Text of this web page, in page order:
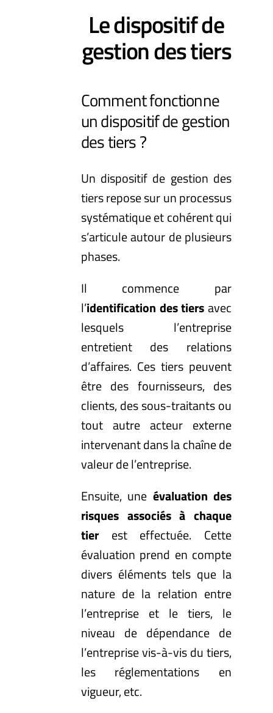
Le dispositif de
gestion des tiers
Comment fonctionne
un dispositif de gestion
des tiers ?
Un dispositif de gestion des
tiers repose sur un processus
systématique et cohérent qui
s’articule autour de plusieurs
phases.
Il commence par
l’identification des tiersavec
lesquels l’entreprise
entretient des relations
d’affaires. Ces tiers peuvent
être des fournisseurs, des
clients, des sous-traitants ou
tout autre acteur externe
intervenant dans la chaîne de
valeur de l’entreprise.
Ensuite, une évaluation des
risques associés à chaque
tierest effectuée. Cette
évaluation prend en compte
divers éléments tels que la
nature de la relation entre
l’entreprise et le tiers, le
niveau de dépendance de
l’entreprise vis-à-vis du tiers,
les réglementations en
vigueur, etc.